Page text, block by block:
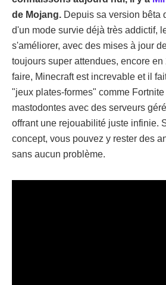
de Mojang. Depuis sa version bêta
d'un mode survie déjà très addictif,
s'améliorer, avec des mises à jour
toujours super attendues, encore en
faire, Minecraft est increvable et il
"jeux plates-formes" comme
mastodontes avec des serveurs
offrant une rejouabilité juste infinie.
concept, vous pouvez y rester des
sans aucun problème.